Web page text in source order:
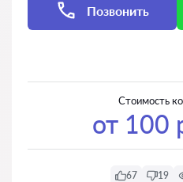
Позвонить
Стоимость
от 100
67 19